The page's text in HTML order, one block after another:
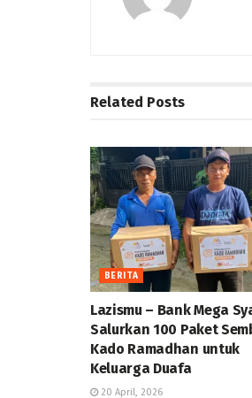
Related Posts
BERITA
Lazismu – Bank Mega
Salurkan 100 Paket
Kado Ramadhan untuk
Keluarga Duafa
20 April, 2026